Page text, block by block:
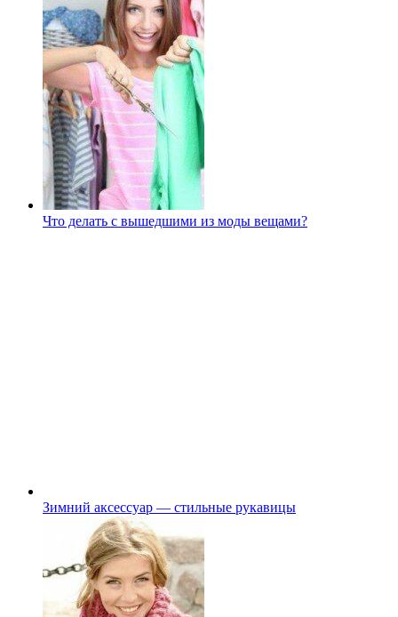
Что делать с вышедшими из моды вещами?
Зимний аксессуар — стильные рукавицы